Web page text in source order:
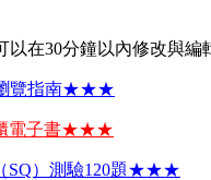
在30分鐘以內修改與
覽指南★★★
電子書★★★
SQ）測驗120題★★★